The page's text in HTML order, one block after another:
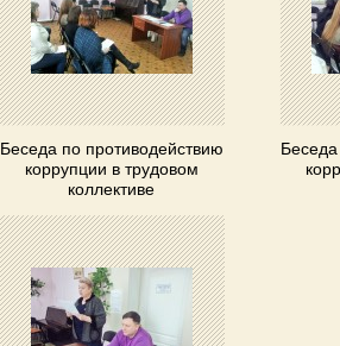
Беседа по противодействию
коррупции в трудовом
коллективе